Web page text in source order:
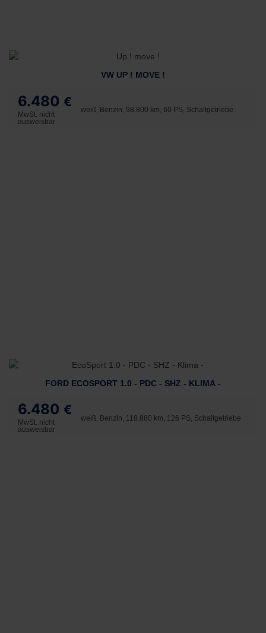
VW UP ! MOVE !
6.480 €
MwSt. nicht
ausweisbar
weiß, Benzin, 98.800 km, 60 PS, Schaltgetriebe
FORD ECOSPORT 1.0 - PDC - SHZ - KLIMA -
6.480 €
MwSt. nicht
ausweisbar
weiß, Benzin, 118.880 km, 126 PS, Schaltgetriebe